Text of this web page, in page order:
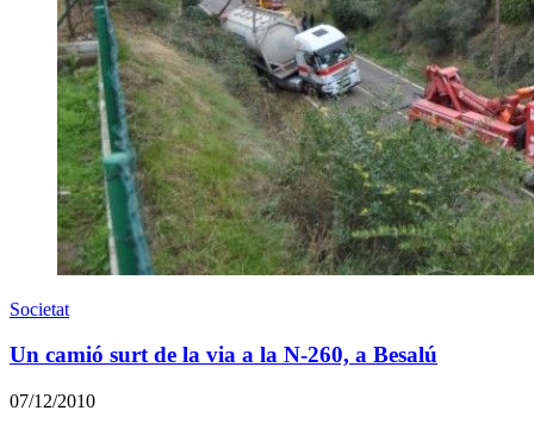
Societat
Un camió surt de la via a la N-260, a Besalú
07/12/2010